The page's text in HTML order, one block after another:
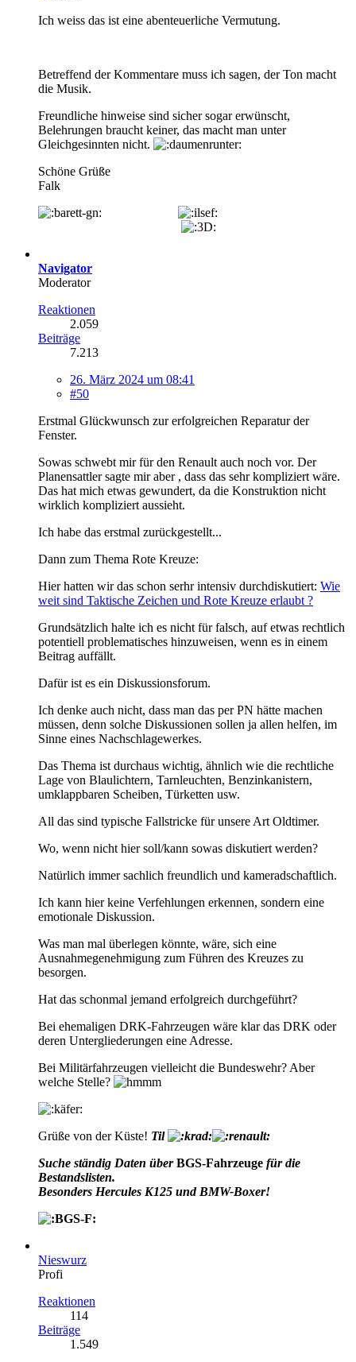
Ich weiss das ist eine abenteuerliche Vermutung.
Betreffend der Kommentare muss ich sagen, der Ton macht
die Musik.
Freundliche hinweise sind sicher sogar erwünscht,
Belehrungen braucht keiner, das macht man unter
Gleichgesinnten nicht.
Schöne Grüße
Falk
Navigator
Moderator
Reaktionen
2.059
Beiträge
7.213
26. März 2024 um 08:41
#50
Erstmal Glückwunsch zur erfolgreichen Reparatur der
Fenster.
Sowas schwebt mir für den Renault auch noch vor. Der
Planensattler sagte mir aber , dass das sehr kompliziert wäre.
Das hat mich etwas gewundert, da die Konstruktion nicht
wirklich kompliziert aussieht.
Ich habe das erstmal zurückgestellt...
Dann zum Thema Rote Kreuze:
Hier hatten wir das schon serhr intensiv durchdiskutiert: Wie
weit sind Taktische Zeichen und Rote Kreuze erlaubt ?
Grundsätzlich halte ich es nicht für falsch, auf etwas rechtlich
potentiell problematisches hinzuweisen, wenn es in einem
Beitrag auffällt.
Dafür ist es ein Diskussionsforum.
Ich denke auch nicht, dass man das per PN hätte machen
müssen, denn solche Diskussionen sollen ja allen helfen, im
Sinne eines Nachschlagewerkes.
Das Thema ist durchaus wichtig, ähnlich wie die rechtliche
Lage von Blaulichtern, Tarnleuchten, Benzinkanistern,
umklappbaren Scheiben, Türketten usw.
All das sind typische Fallstricke für unsere Art Oldtimer.
Wo, wenn nicht hier soll/kann sowas diskutiert werden?
Natürlich immer sachlich freundlich und kameradschaftlich.
Ich kann hier keine Verfehlungen erkennen, sondern eine
emotionale Diskussion.
Was man mal überlegen könnte, wäre, sich eine
Ausnahmegenehmigung zum Führen des Kreuzes zu
besorgen.
Hat das schonmal jemand erfolgreich durchgeführt?
Bei ehemaligen DRK-Fahrzeugen wäre klar das DRK oder
deren Untergliederungen eine Adresse.
Bei Militärfahrzeugen vielleicht die Bundeswehr? Aber
welche Stelle?
Grüße von der Küste! Til
Suche ständig Daten überBGS-Fahrzeuge für die
Bestandslisten.
Besonders Hercules K125 und BMW-Boxer!
Nieswurz
Profi
Reaktionen
114
Beiträge
1.549